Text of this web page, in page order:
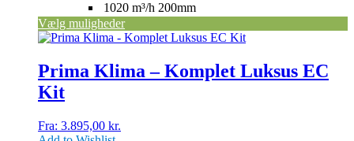
1020 m³/h 200mm
Vælg muligheder
Prima Klima – Komplet Luksus EC
Kit
Fra: 3.895,00 kr.
Dette
har
flere
varianter.
kan
vælges